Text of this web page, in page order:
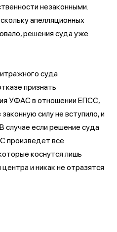
незаконными.
апелляционных
решения суда уже
суда
признать
УФАС в отношении ЕПСС,
силу не вступило, и
случае если решение суда
произведет все
коснутся лишь
и никак не отразятся